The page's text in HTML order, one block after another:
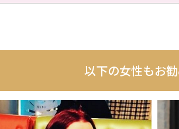
以下の女性もお